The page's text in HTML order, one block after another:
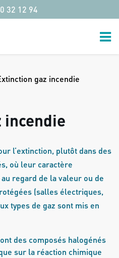
32 12 94
gaz incendie
incendie
l’extinction, plutôt dans des
où leur caractère
regard de la valeur ou de
(salles électriques,
types de gaz sont mis en
des composés halogénés
sur la réaction chimique